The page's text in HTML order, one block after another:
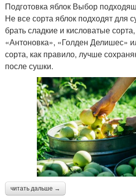
Подготовка яблок Выбор
Не все сорта яблок подходят для
брать сладкие и кисловатые сорта,
«Антоновка», «Голден Делишес»
сорта, как правило, лучше
после сушки.
читать дальше →